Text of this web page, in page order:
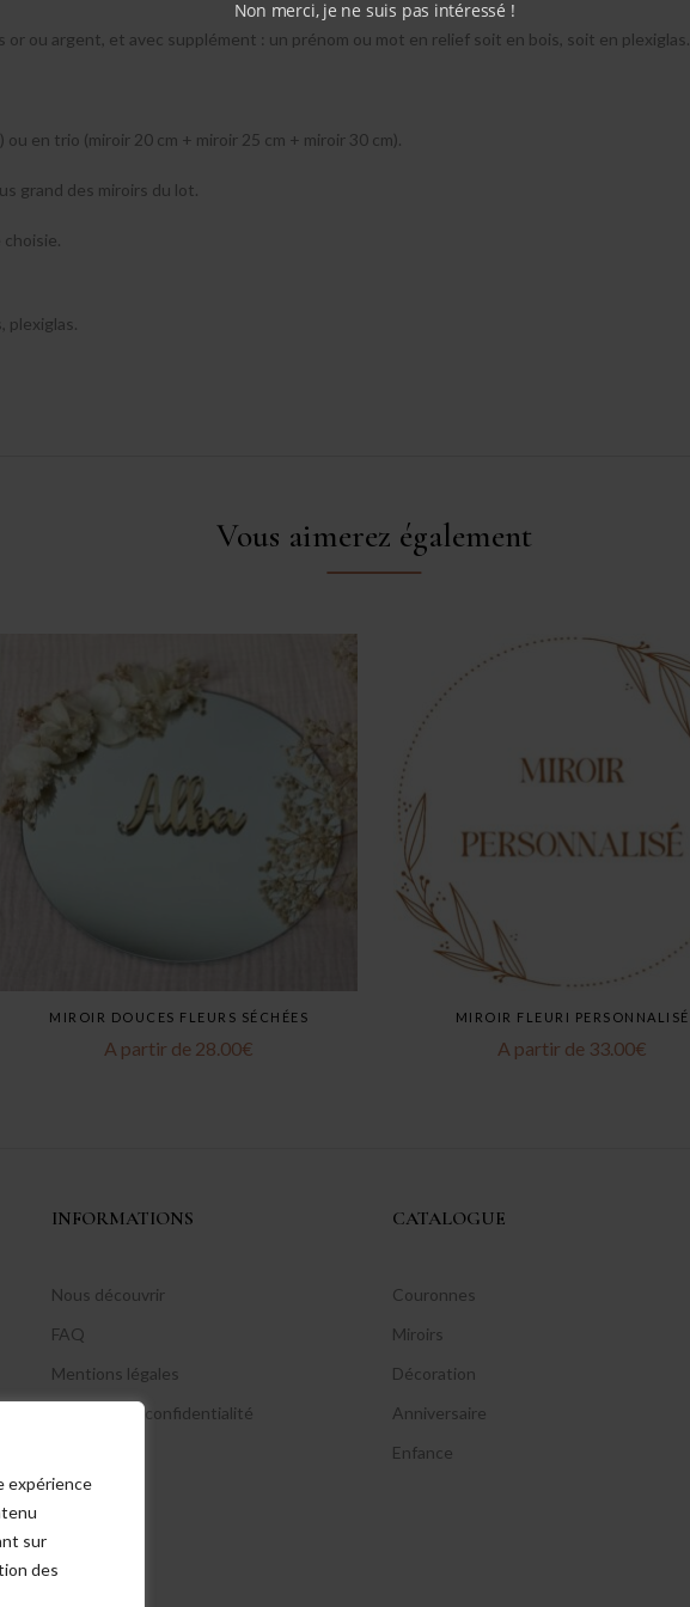
expérience
sur
des
ou argent, et avec supplément : un prénom ou mot en relief soit en bois, soit en plexiglas.
en trio (miroir 20 cm + miroir 25 cm + miroir 30 cm).
grand des miroirs du lot.
plexiglas.
Vous aimerez également
MIROIR DOUCES FLEURS SÉCHÉES
A partir de 28.00€
MIROIR FLEURI PERSONNALISÉ
A partir de 33.00€
INFORMATIONS
Nous découvrir
FAQ
Mentions légales
Politique de confidentialité
CATALOGUE
Couronnes
Miroirs
Décoration
Anniversaire
Enfance
Non merci, je ne suis pas intéressé !